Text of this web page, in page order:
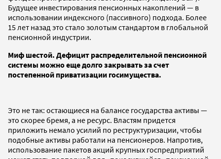
Будущее инвестирования пенсионных накоплений — в
использовании индексного (пассивного) подхода. Более
15 лет назад это стало золотым стандартом в глобальной
пенсионной индустрии.
Миф шестой. Дефицит распределительной пенсионной
системы можно еще долго закрывать за счет
постепенной приватизации госимущества.
Это не так: остающиеся на балансе государства активы —
это скорее бремя, а не ресурс. Властям придется
приложить немало усилий по реструктуризации, чтобы
подобные активы работали на пенсионеров. Напротив,
использование пакетов акций крупных госпредприятий